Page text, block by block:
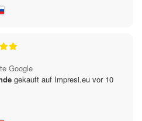
Google
gekauft auf Impresi.eu vor 10